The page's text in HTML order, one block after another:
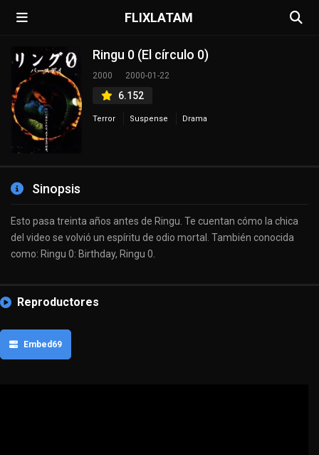
FLIXLATAM
Ringu 0 (El círculo 0)
2000 2000-01-22
6.152
Terror Suspense Drama
Sinopsis
Esto pasa treinta años antes de Ringu. Te cuentan cómo la chica
del video se volvió un espíritu de odio mortal. También conocida
como: Ringu 0: Birthday, Ringu 0.
Reproductores
Embed69